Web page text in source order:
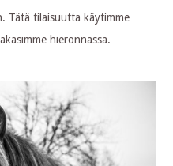
Tätä tilaisuutta käytimme
hieronnassa.